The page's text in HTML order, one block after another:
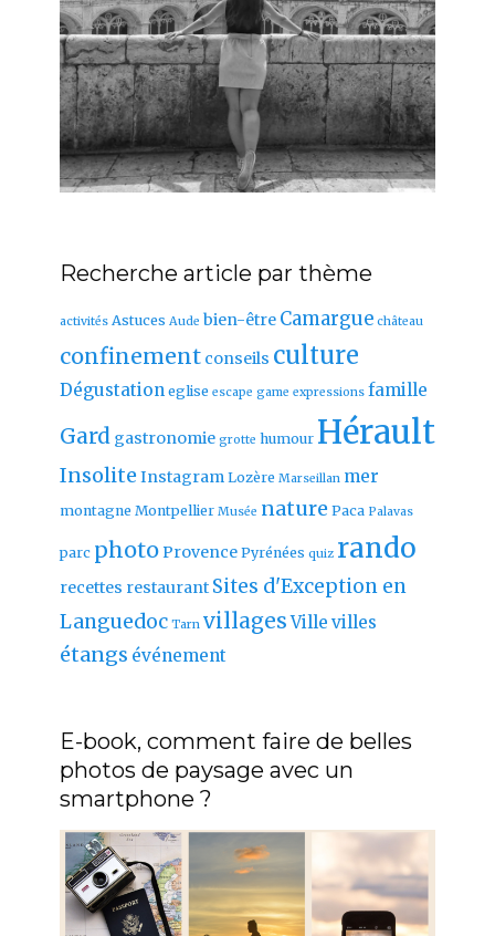
Recherche article par thème
activités Astuces Aude bien-être Camargue château
confinement conseils culture
Dégustation eglise escape game expressions famille
Gard gastronomie grotte humour Hérault
Insolite Instagram Lozère Marseillan mer
montagne Montpellier Musée nature Paca Palavas
parc photoProvence Pyrénées quiz rando
recettes restaurant Sites d'Exception en
Languedoc Tarn villages Ville villes
étangs événement
E-book, comment faire de belles
photos de paysage avec un
smartphone ?